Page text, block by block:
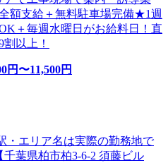
額支給＋無料駐車場完備★1週
＋毎週水曜日がお給料日！直
以上！
円〜11,500円
エリア名は実際の勤務地で
葉県柏市柏3-6-2 須藤ビル